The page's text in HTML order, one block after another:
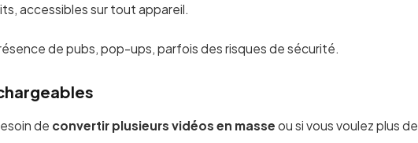
accessibles sur tout appareil.
de pubs, pop-ups, parfois des risques de sécurité.
de convertir plusieurs vidéos en masse ou si vous voulez plus de